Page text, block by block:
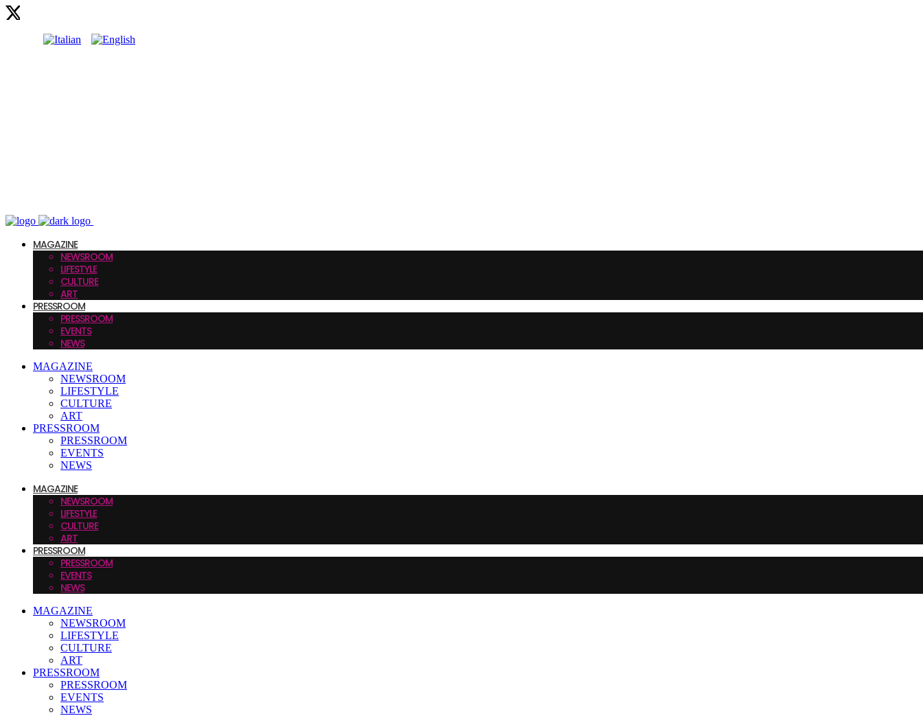
MAGAZINE
NEWSROOM
LIFESTYLE
CULTURE
ART
PRESSROOM
PRESSROOM
EVENTS
NEWS
MAGAZINE
NEWSROOM
LIFESTYLE
CULTURE
ART
PRESSROOM
PRESSROOM
EVENTS
NEWS
MAGAZINE
NEWSROOM
LIFESTYLE
CULTURE
ART
PRESSROOM
PRESSROOM
EVENTS
NEWS
MAGAZINE
NEWSROOM
LIFESTYLE
CULTURE
ART
PRESSROOM
PRESSROOM
EVENTS
NEWS